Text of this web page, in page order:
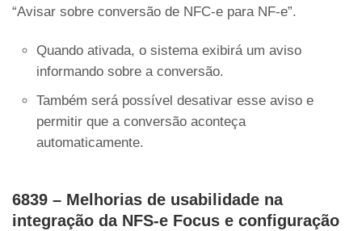
“Avisar sobre conversão de NFC-e para NF-e”.
Quando ativada, o sistema exibirá um aviso
informando sobre a conversão.
Também será possível desativar esse aviso e
permitir que a conversão aconteça
automaticamente.
6839 – Melhorias de usabilidade na
integração da NFS-e Focus e configuração